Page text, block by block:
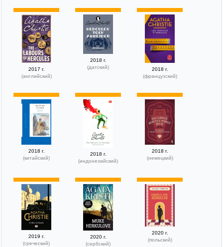
2017 г.
(английский)
2018 г.
(датский)
2018 г.
(французский)
2018 г.
(китайский)
2018 г.
(индонезийский)
2018 г.
(немецкий)
2019 г.
(греческий)
2020 г.
(сербский)
2020 г.
(польский)